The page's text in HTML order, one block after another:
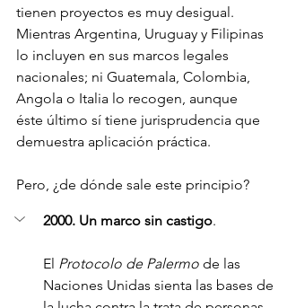
tienen proyectos es muy desigual.
Mientras Argentina, Uruguay y Filipinas
lo incluyen en sus marcos legales
nacionales; ni Guatemala, Colombia,
Angola o Italia lo recogen, aunque
éste último sí tiene jurisprudencia que
demuestra aplicación práctica.
Pero, ¿de dónde sale este principio?
2000. Un marco sin castigo.
El Protocolo de Palermo de las
Naciones Unidas sienta las bases de